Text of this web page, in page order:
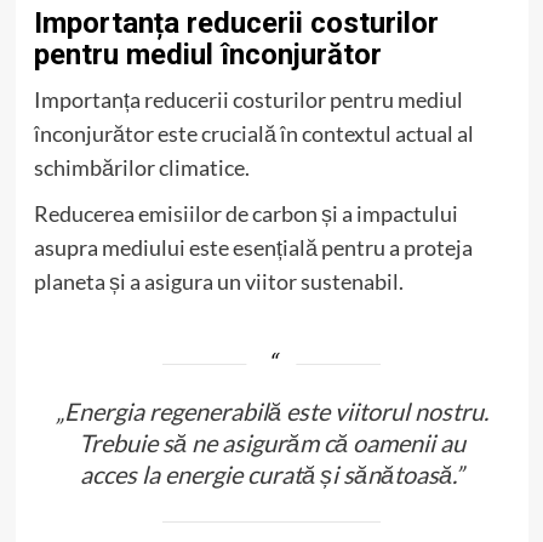
Importanța reducerii costurilor
pentru mediul înconjurător
Importanța reducerii costurilor pentru mediul
înconjurător este crucială în contextul actual al
schimbărilor climatice.
Reducerea emisiilor de carbon și a impactului
asupra mediului este esențială pentru a proteja
planeta și a asigura un viitor sustenabil.
„Energia regenerabilă este viitorul nostru.
Trebuie să ne asigurăm că oamenii au
acces la energie curată și sănătoasă.”